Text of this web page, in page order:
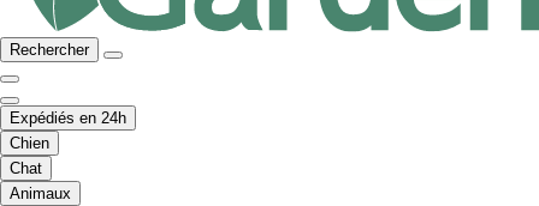
Rechercher
Expédiés en 24h
Chien
Chat
Animaux